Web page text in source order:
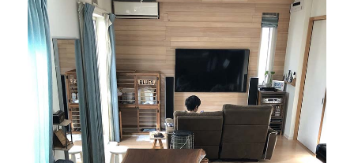
商品情報
直営店
イベント